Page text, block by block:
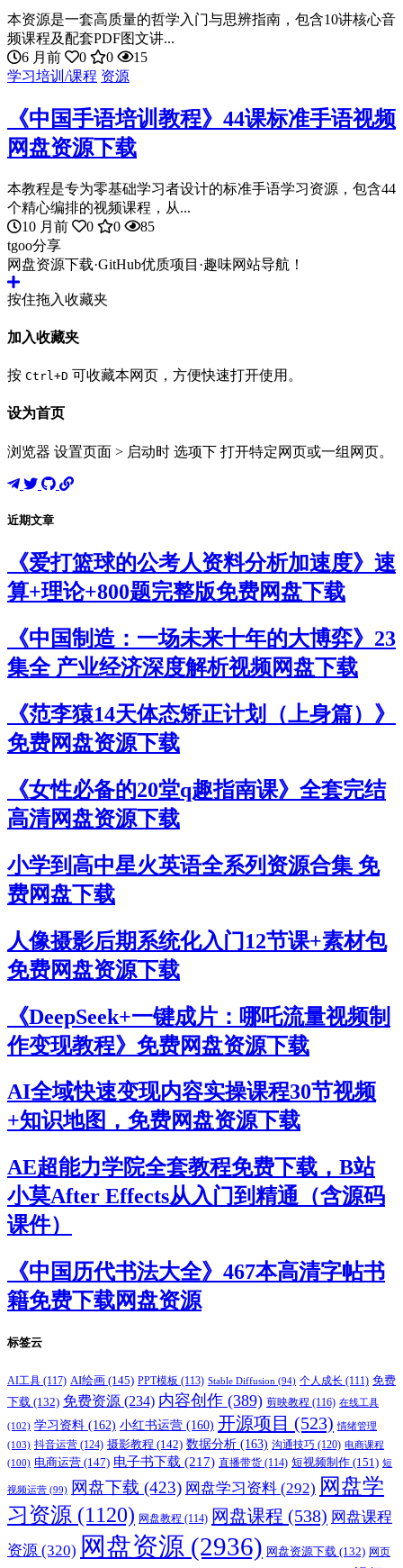
本资源是一套高质量的哲学入门与思辨指南，包含10讲核心音
频课程及配套PDF图文讲...
6 月前
0 0
15
学习培训/课程 资源
《中国手语培训教程》44课标准手语视频
网盘资源下载
本教程是专为零基础学习者设计的标准手语学习资源，包含44
个精心编排的视频课程，从...
10 月前
0 0
85
tgoo分享
网盘资源下载·GitHub优质项目·趣味网站导航！
按住拖入收藏夹
加入收藏夹
按 Ctrl+D 可收藏本网页，方便快速打开使用。
设为首页
浏览器 设置页面 > 启动时 选项下 打开特定网页或一组网页。
近期文章
《爱打篮球的公考人资料分析加速度》速
算+理论+800题完整版免费网盘下载
《中国制造：一场未来十年的大博弈》23
集全 产业经济深度解析视频网盘下载
《范李猿14天体态矫正计划（上身篇）》
免费网盘资源下载
《女性必备的20堂q趣指南课》全套完结
高清网盘资源下载
小学到高中星火英语全系列资源合集 免
费网盘下载
人像摄影后期系统化入门12节课+素材包
免费网盘资源下载
《DeepSeek+一键成片：哪吒流量视频制
作变现教程》免费网盘资源下载
AI全域快速变现内容实操课程30节视频
+知识地图，免费网盘资源下载
AE超能力学院全套教程免费下载，B站
小莫After Effects从入门到精通（含源码
课件）
《中国历代书法大全》467本高清字帖书
籍免费下载网盘资源
标签云
AI工具 (117) AI绘画 (145) PPT模板 (113) Stable Diffusion (94) 个人成长 (111) 免费
下载 (132) 免费资源 (234) 内容创作 (389) 剪映教程 (116) 在线工具
(102) 学习资料 (162) 小红书运营 (160) 开源项目 (523) 情绪管理
(103) 抖音运营 (124) 摄影教程 (142) 数据分析 (163) 沟通技巧 (120) 电商课程
(100) 电商运营 (147) 电子书下载 (217) 直播带货 (114) 短视频制作 (151) 短
视频运营 (99) 网盘下载 (423) 网盘学习资料 (292) 网盘学
习资源 (1120) 网盘教程 (114) 网盘课程 (538) 网盘课程
资源 (320) 网盘资源 (2936) 网盘资源下载 (132) 网页